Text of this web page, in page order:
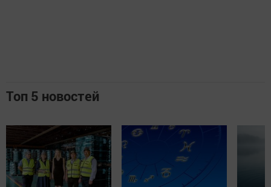
Топ 5 новостей